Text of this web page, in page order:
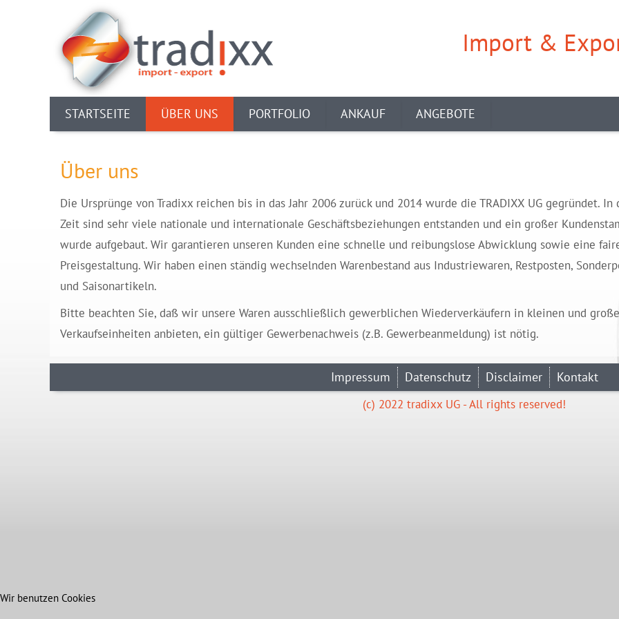
STARTSEITE ÜBER UNS PORTFOLIO ANKAUF ANGEBOTE
Import &
Über uns
Die Ursprünge von Tradixx reichen bis in das Jahr 2006 zurück und 2014 wurde die TRADIXX UG gegründet. In
Zeit sind sehr viele nationale und internationale Geschäftsbeziehungen entstanden und ein großer
wurde aufgebaut. Wir garantieren unseren Kunden eine schnelle und reibungslose Abwicklung sowie eine
Preisgestaltung. Wir haben einen ständig wechselnden Warenbestand aus Industriewaren, Restposten,
und Saisonartikeln.
Bitte beachten Sie, daß wir unsere Waren ausschließlich gewerblichen Wiederverkäufern in kleinen und
Verkaufseinheiten anbieten, ein gültiger Gewerbenachweis (z.B. Gewerbeanmeldung) ist nötig.
Impressum Datenschutz Disclaimer Kontakt
(c) 2022 tradixx UG - All rights reserved!
Wir benutzen Cookies